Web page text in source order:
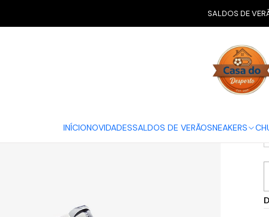
INÍCIONOVIDADESSALDOS DE VERÃOSNEAKERS
SALDOS DE
Dunk Low